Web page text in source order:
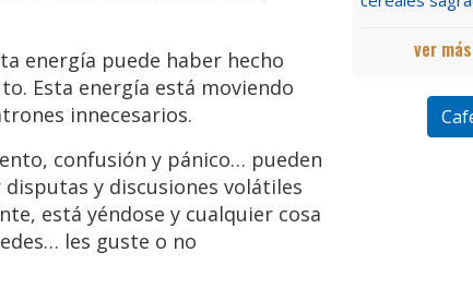
energía puede haber hecho
Esta energía está moviendo
innecesarios.
confusión y pánico… pueden
y discusiones volátiles
está yéndose y cualquier cosa
les guste o no
ver